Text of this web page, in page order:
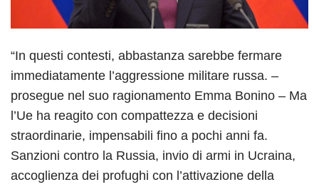
“In questi contesti, abbastanza sarebbe fermare
immediatamente l’aggressione militare russa. –
prosegue nel suo ragionamento Emma Bonino – Ma
l’Ue ha reagito con compattezza e decisioni
straordinarie, impensabili fino a pochi anni fa.
Sanzioni contro la Russia, invio di armi in Ucraina,
accoglienza dei profughi con l’attivazione della